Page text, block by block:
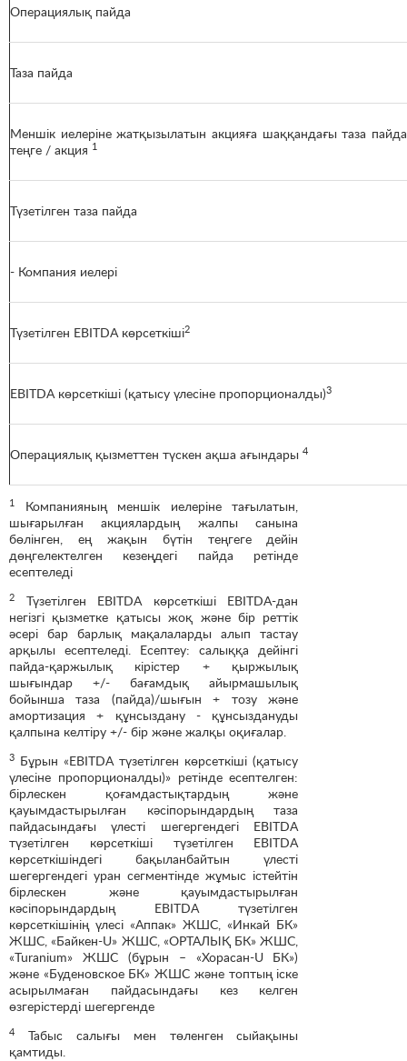
Операциялық пайда
Таза пайда
Меншік иелеріне жатқызылатын акцияға шаққандағы таза
теңге / акция 1
Түзетілген таза пайда
- Компания иелері
Түзетілген EBITDA көрсеткіші2
EBITDA көрсеткіші (қатысу үлесіне пропорционалды)3
Операциялық қызметтен түскен ақша ағындары 4
1
Компанияның меншік иелеріне тағылатын,
шығарылған акциялардың жалпы санына
бөлінген, ең жақын бүтін теңгеге дейін
дөңгелектелген кезеңдегі пайда ретінде
есептеледі
2
Түзетілген EBITDA көрсеткіші EBITDA-дан
негізгі қызметке қатысы жоқ және бір реттік
әсері бар барлық мақалаларды алып тастау
арқылы есептеледі. Есептеу: салыққа дейінгі
пайда-қаржылық кірістер + қыржылық
шығындар +/- бағамдық айырмашылық
бойынша таза (пайда)/шығын + тозу және
амортизация + құнсыздану - құнсыздануды
қалпына келтіру +/- бір және жалқы оқиғалар.
3 Бұрын «EBITDA түзетілген көрсеткіші (қатысу
үлесіне пропорционалды)» ретінде есептелген:
бірлескен қоғамдастықтардың және
қауымдастырылған кәсіпорындардың таза
пайдасындағы үлесті шегергендегі EBITDA
түзетілген көрсеткіші түзетілген EBITDA
көрсеткішіндегі бақыланбайтын үлесті
шегергендегі уран сегментінде жұмыс істейтін
бірлескен және қауымдастырылған
кәсіпорындардың EBITDA түзетілген
көрсеткішінің үлесі «Аппак» ЖШС, «Инкай БК»
ЖШС, «Байкен-U» ЖШС, «ОРТАЛЫҚ БК» ЖШС,
«Turanium» ЖШС (бұрын – «Хорасан-U БК»)
және «Буденовское БК» ЖШС және топтың іске
асырылмаған пайдасындағы кез келген
өзгерістерді шегергенде
4
Табыс салығы мен төленген сыйақыны
қамтиды.